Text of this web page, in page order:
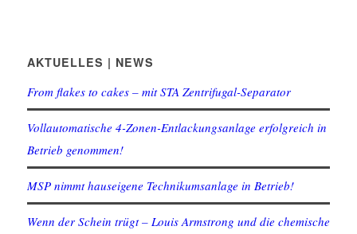
AKTUELLES | NEWS
From flakes to cakes – mit STA Zentrifugal-Separator
Vollautomatische 4-Zonen-Entlackungsanlage erfolgreich in
Betrieb genommen!
MSP nimmt hauseigene Technikumsanlage in Betrieb!
Wenn der Schein trügt – Louis Armstrong und die chemische